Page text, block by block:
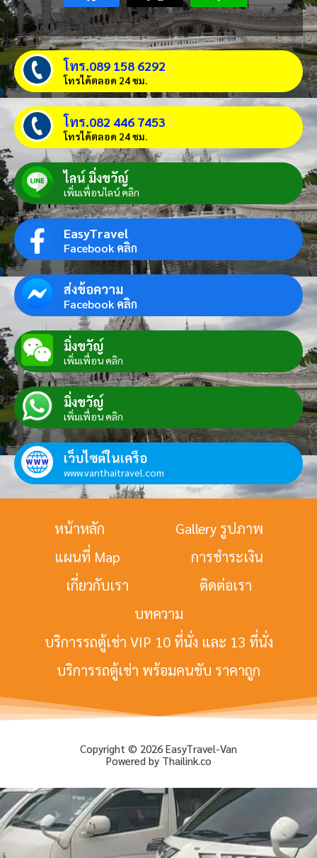
โทร.089 158 6292
โทรได้ตลอด 24 ชม.
โทร.082 446 7453
โทรได้ตลอด 24 ชม.
ไลน์ มิ่งขวัญ์
เพิ่มเพื่อนไลน์ คลิก
EasyTravel
Facebook คลิก
ส่งข้อความ
Facebook คลิก
มิ่งขวัญ์
เพิ่มเพื่อน คลิก
มิ่งขวัญ์
เพิ่มเพื่อน คลิก
เว็บไซต์ในเครือ
www.vanthaitravel.com
หน้าหลัก
Gallery รูปภาพ
แผนที่ Map
การชำระเงิน
เกี่ยวกับเรา
ติดต่อเรา
บทความ
บริการรถตู้เช่า VIP 10 ที่นั่ง และ 13 ที่นั่ง
บริการรถตู้เช่า พร้อมคนขับ ราคาถูก
Copyright © 2026 EasyTravel-Van
Powered by Thailink.co